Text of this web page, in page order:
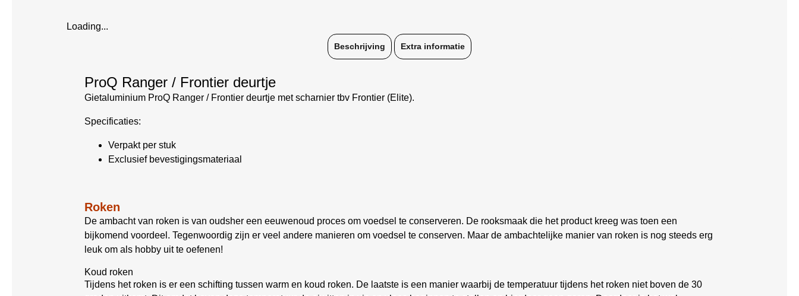
Loading...
Beschrijving Extra informatie
ProQ Ranger / Frontier deurtje
Gietaluminium ProQ Ranger / Frontier deurtje met scharnier tbv Frontier (Elite).
Specificaties:
Verpakt per stuk
Exclusief bevestigingsmateriaal
Roken
De ambacht van roken is van oudsher een eeuwenoud proces om voedsel te conserveren. De rooksmaak die het product kreeg was toen een
bijkomend voordeel. Tegenwoordig zijn er veel andere manieren om voedsel te conserven. Maar de ambachtelijke manier van roken is nog steeds erg
leuk om als hobby uit te oefenen!
Koud roken
Tijdens het roken is er een schifting tussen warm en koud roken. De laatste is een manier waarbij de temperatuur tijdens het roken niet boven de 30